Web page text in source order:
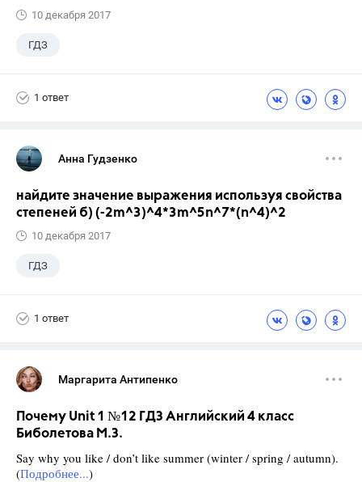
10 декабря 2017
ГДЗ
1 ответ
Анна Гудзенко
найдите значение выражения используя свойства
степеней б) (-2m^3)^4*3m^5n^7*(n^4)^2
10 декабря 2017
ГДЗ
1 ответ
Маргарита Антипенко
Почему Unit 1 №12 ГДЗ Английский 4 класс
Биболетова М.З.
Say why you like / don’t like summer (winter / spring / autumn).
(Подробнее...)